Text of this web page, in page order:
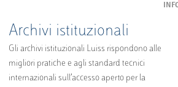
Archivi istituzionali
Gli archivi istituzionali Luiss rispondono alle
migliori pratiche e agli standard tecnici
internazionali sull’accesso aperto per la